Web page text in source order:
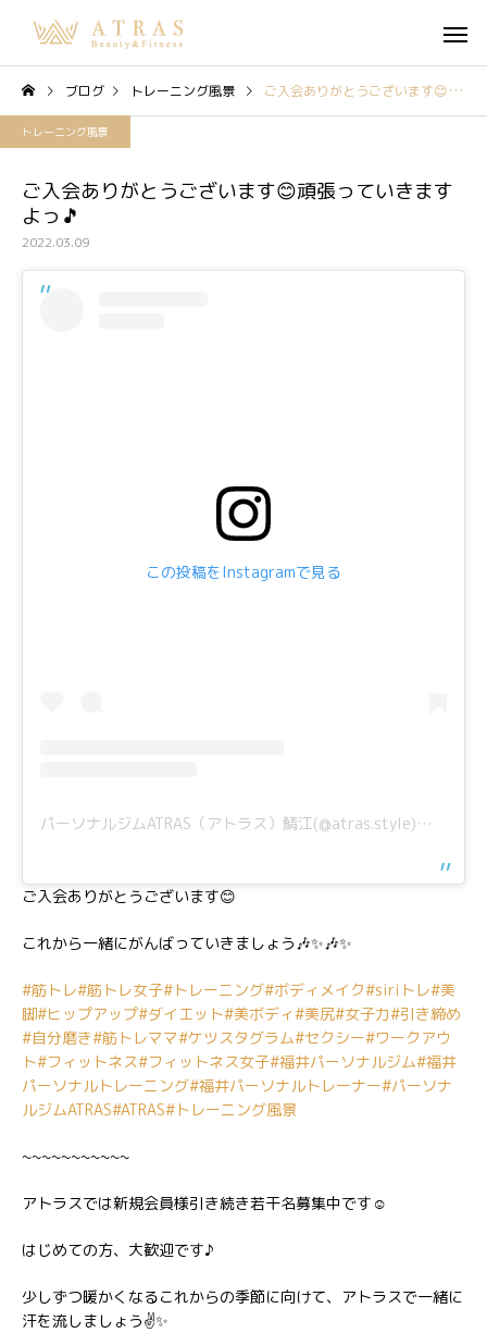
ブログ トレーニング風景 ご入会ありがとうございます😊頑張っていきますよっ🎵
トレーニング風景
ご入会ありがとうございます😊頑張っていきます
よっ🎵
2022.03.09
この投稿をInstagramで見る
パーソナルジムATRAS（アトラス）鯖江(@atras.style)がシェアした投稿
ご入会ありがとうございます😊
これから一緒にがんばっていきましょう🎶✨🎶✨
#筋トレ#筋トレ女子#トレーニング#ボディメイク#siriトレ#美
脚#ヒップアップ#ダイエット#美ボディ#美尻#女子力#引き締め
#自分磨き#筋トレママ#ケツスタグラム#セクシー#ワークアウ
ト#フィットネス#フィットネス女子#福井パーソナルジム#福井
パーソナルトレーニング#福井パーソナルトレーナー#パーソナ
ルジムATRAS#ATRAS#トレーニング風景
~~~~~~~~~~~
アトラスでは新規会員様引き続き若干名募集中です☺️
はじめての方、大歓迎です♪
少しずつ暖かくなるこれからの季節に向けて、アトラスで一緒に
汗を流しましょう✌️✨